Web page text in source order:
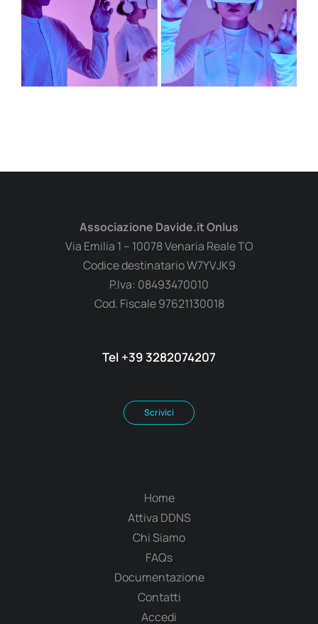
Associazione Davide.it Onlus
Via Emilia 1 – 10078 Venaria Reale TO
Codice destinatario W7YVJK9
P.Iva: 08493470010
Cod. Fiscale 97621130018
Tel +39 3282074207
Scrivici
Home
Attiva DDNS
Chi Siamo
FAQs
Documentazione
Contatti
Accedi